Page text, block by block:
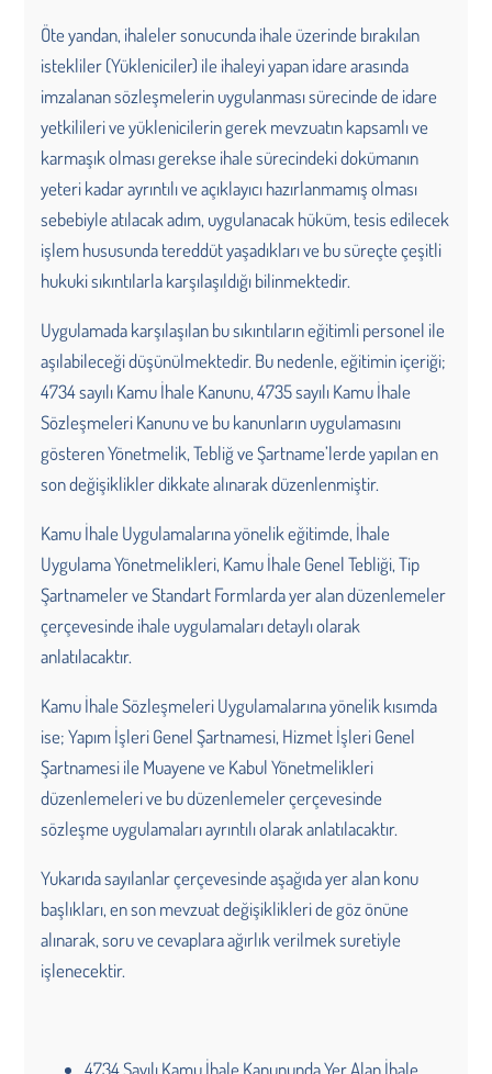
Öte yandan, ihaleler sonucunda ihale üzerinde bırakılan
istekliler (Yükleniciler) ile ihaleyi yapan idare arasında
imzalanan sözleşmelerin uygulanması sürecinde de idare
yetkilileri ve yüklenicilerin gerek mevzuatın kapsamlı ve
karmaşık olması gerekse ihale sürecindeki dokümanın
yeteri kadar ayrıntılı ve açıklayıcı hazırlanmamış olması
sebebiyle atılacak adım, uygulanacak hüküm, tesis edilecek
işlem hususunda tereddüt yaşadıkları ve bu süreçte çeşitli
hukuki sıkıntılarla karşılaşıldığı bilinmektedir.
Uygulamada karşılaşılan bu sıkıntıların eğitimli personel ile
aşılabileceği düşünülmektedir. Bu nedenle, eğitimin içeriği;
4734 sayılı Kamu İhale Kanunu, 4735 sayılı Kamu İhale
Sözleşmeleri Kanunu ve bu kanunların uygulamasını
gösteren Yönetmelik, Tebliğ ve Şartname’lerde yapılan en
son değişiklikler dikkate alınarak düzenlenmiştir.
Kamu İhale Uygulamalarına yönelik eğitimde, İhale
Uygulama Yönetmelikleri, Kamu İhale Genel Tebliği, Tip
Şartnameler ve Standart Formlarda yer alan düzenlemeler
çerçevesinde ihale uygulamaları detaylı olarak
anlatılacaktır.
Kamu İhale Sözleşmeleri Uygulamalarına yönelik kısımda
ise; Yapım İşleri Genel Şartnamesi, Hizmet İşleri Genel
Şartnamesi ile Muayene ve Kabul Yönetmelikleri
düzenlemeleri ve bu düzenlemeler çerçevesinde
sözleşme uygulamaları ayrıntılı olarak anlatılacaktır.
Yukarıda sayılanlar çerçevesinde aşağıda yer alan konu
başlıkları, en son mevzuat değişiklikleri de göz önüne
alınarak, soru ve cevaplara ağırlık verilmek suretiyle
işlenecektir.
4734 Sayılı Kamu İhale Kanununda Yer Alan İhale